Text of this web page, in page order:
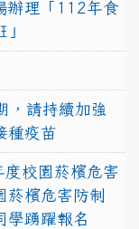
辦理「112年食
，請持續加強
種疫苗
校園菸檳危害
菸檳危害防制
學踴躍報名